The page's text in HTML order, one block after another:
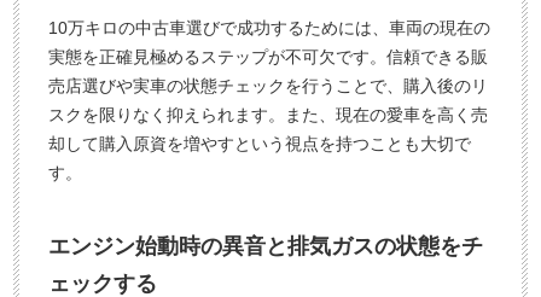
10万キロの中古車選びで成功するためには、車両の現在の
実態を正確見極めるステップが不可欠です。信頼できる販
売店選びや実車の状態チェックを行うことで、購入後のリ
スクを限りなく抑えられます。また、現在の愛車を高く売
却して購入原資を増やすという視点を持つことも大切で
す。
エンジン始動時の異音と排気ガスの状態をチ
ェックする